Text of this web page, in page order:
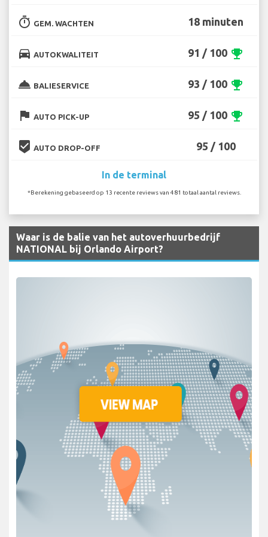
timer GEM. WACHTEN 18 minuten
directions_car AUTOKWALITEIT 91 / 100 emoji_events
room_service BALIESERVICE 93 / 100 emoji_events
flag AUTO PICK-UP 95 / 100 emoji_events
beenhere AUTO DROP-OFF 95 / 100
In de terminal
*Berekening gebaseerd op 13 recente reviews van 481 totaal aantal reviews.
Waar is de balie van het autoverhuurbedrijf
NATIONAL bij Orlando Airport?